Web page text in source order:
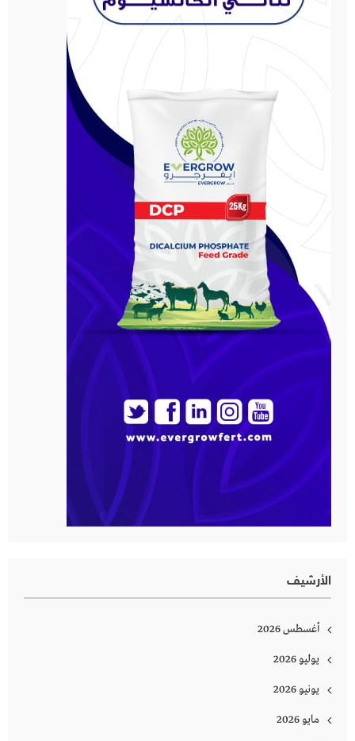
الأرشيف
أغسطس 2026
يوليو 2026
يونيو 2026
مايو 2026